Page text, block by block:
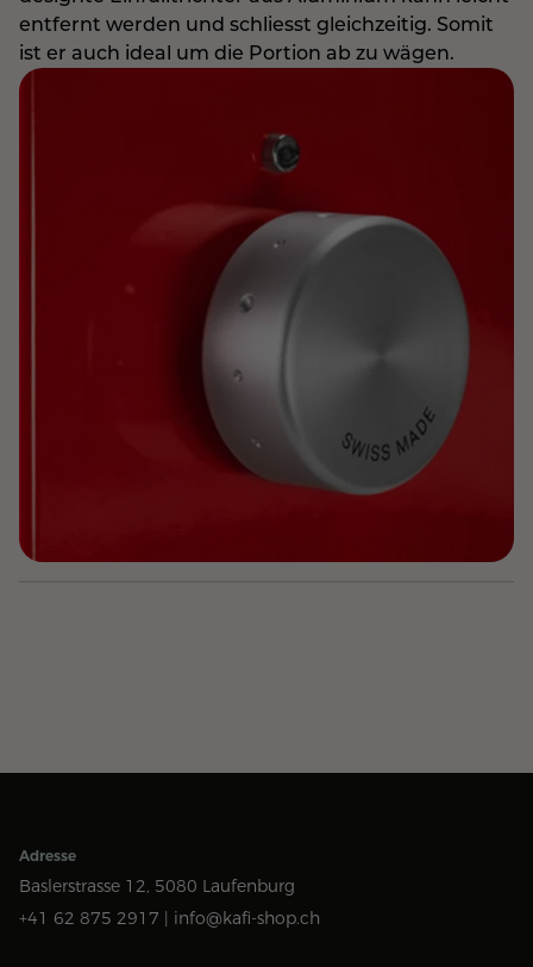
entfernt werden und schliesst gleichzeitig. Somit
ist er auch ideal um die Portion ab zu wägen.
Adresse
Baslerstrasse 12, 5080 Laufenburg
+41 62 875 2917 |
info@kafi-shop.ch